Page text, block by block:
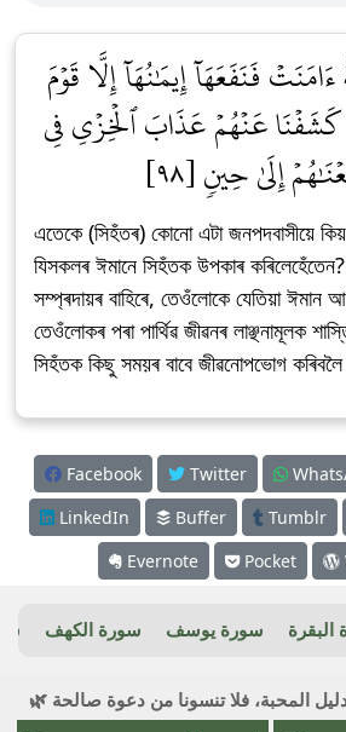
فَنَفَعَهَآ إِيمَٰنُهَآ إِلَّا قَوۡمَ
كَشَفۡنَا عَنۡهُمۡ عَذَابَ ٱلۡخِزۡيِ فِي
إِلَىٰ حِينٖ [٩٨]
এতেকে (সিহঁতৰ) কোনো এটা জনপদবাসীয়ে
যিসকলৰ ঈমানে সিহঁতক উপকাৰ
সম্প্ৰদায়ৰ বাহিৰে, তেওঁলোকে যেতিয়া ঈমান
তেওঁলোকৰ পৰা পাৰ্থিৱ জীৱনৰ লাঞ্ছনামূলক
সিহঁতক কিছু সময়ৰ বাবে জীৱনোপভোগ কৰিবলৈ
Facebook Twitter
LinkedIn
Buffer Tumblr
Evernote
Pocket
البقرة سورة يوسف سورة الكهف
المحبة، فلا تنسونا من دعوة صالحة 🌿